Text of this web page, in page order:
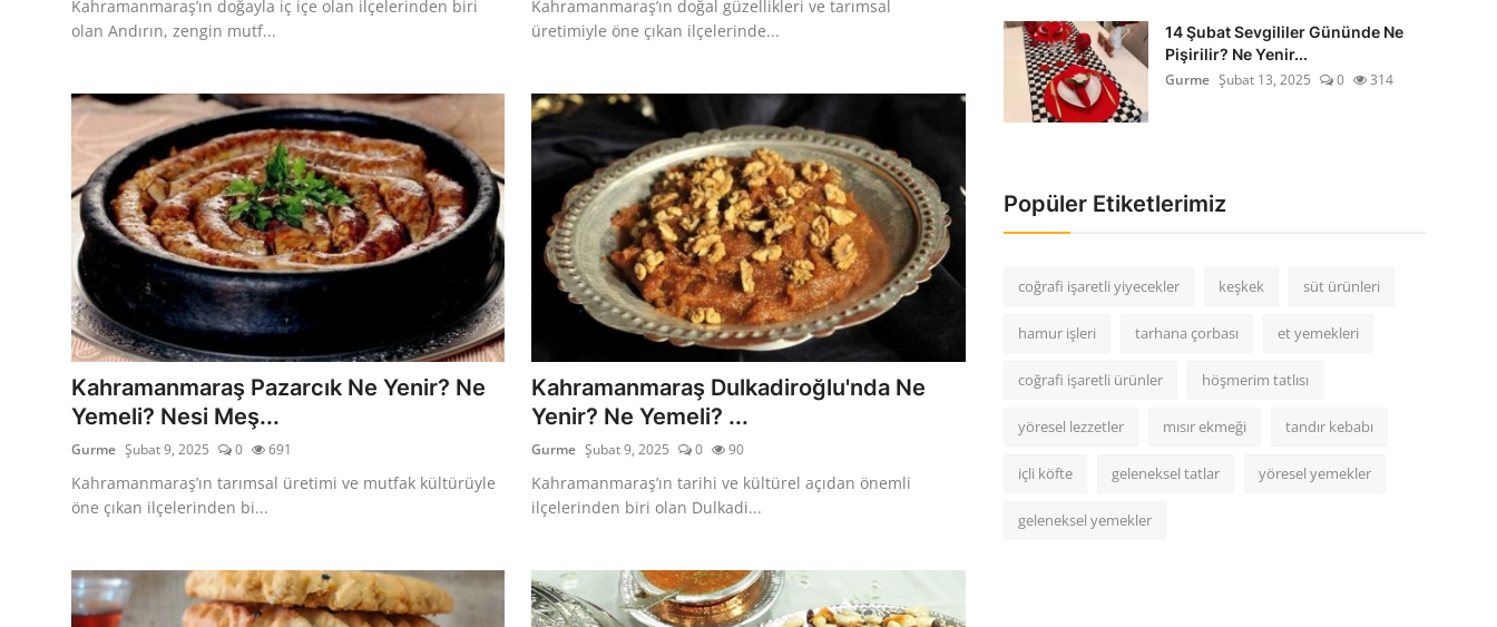
Kahramanmaraş’ın doğayla iç içe olan ilçelerinden biri
olan Andırın, zengin mutf...
Kahramanmaraş’ın doğal güzellikleri ve tarımsal
üretimiyle öne çıkan ilçelerinde...
Kahramanmaraş Pazarcık Ne Yenir? Ne
Yemeli? Nesi Meş...
Gurme Şubat 9, 2025 0 691
Kahramanmaraş’ın tarımsal üretimi ve mutfak kültürüyle
öne çıkan ilçelerinden bi...
Kahramanmaraş Dulkadiroğlu'nda Ne
Yenir? Ne Yemeli? ...
Gurme Şubat 9, 2025 0 90
Kahramanmaraş’ın tarihi ve kültürel açıdan önemli
ilçelerinden biri olan Dulkadi...
14 Şubat Sevgililer Gününde Ne
Pişirilir? Ne Yenir...
Gurme Şubat 13, 2025 0 314
Popüler Etiketlerimiz
coğrafi işaretli yiyecekler keşkek süt ürünleri
hamur işleri tarhana çorbası et yemekleri
coğrafi işaretli ürünler höşmerim tatlısı
yöresel lezzetler mısır ekmeği tandır kebabı
içli köfte geleneksel tatlar yöresel yemekler
geleneksel yemekler